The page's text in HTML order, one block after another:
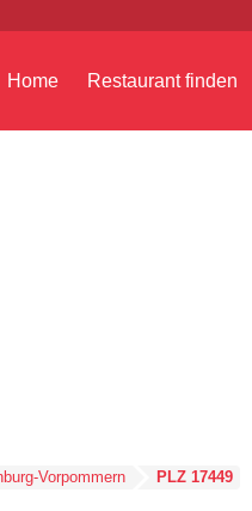
Home Restaurant finden
Vorpommern PLZ 17449